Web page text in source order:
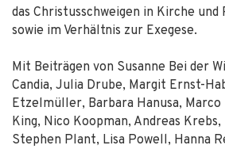
das Christusschweigen in Kirche
sowie im Verhältnis zur Exegese.
Mit Beiträgen von Susanne Bei der
Candia, Julia Drube, Margit Ernst-
Etzelmüller, Barbara Hanusa,
King, Nico Koopman, Andreas
Stephen Plant, Lisa Powell, Hanna